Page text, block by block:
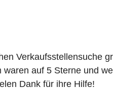
Verkaufsstellensuche
auf 5 Sterne und
Dank für ihre Hilfe!